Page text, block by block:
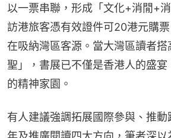
以一票串聯，形成「文化+消閒+
訪港旅客憑有效證件可20港元購
在吸納灣區客源。當大灣區讀者搭
聖」，書展已不僅是香港人的盛
的精神家園。
有人建議強調拓展國際參與、推